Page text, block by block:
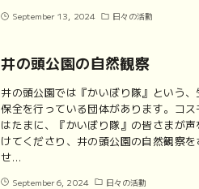
September 13, 2024 日々の活動
井の頭公園の自然観察
井の頭公園では『かいぼり隊』という、
保全を行っている団体があります。コス
はたまに、『かいぼり隊』の皆さまが声
けてくださり、井の頭公園の自然観察を
せ…
September 6, 2024 日々の活動